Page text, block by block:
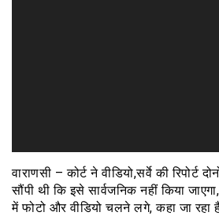
वाराणसी – कोर्ट ने वीडियो,सर्वे की रिपोर्ट
सौंपी थी कि इसे सार्वजनिक नहीं किया
में फोटो और वीडियो चलने लगे, कहा जा रहा